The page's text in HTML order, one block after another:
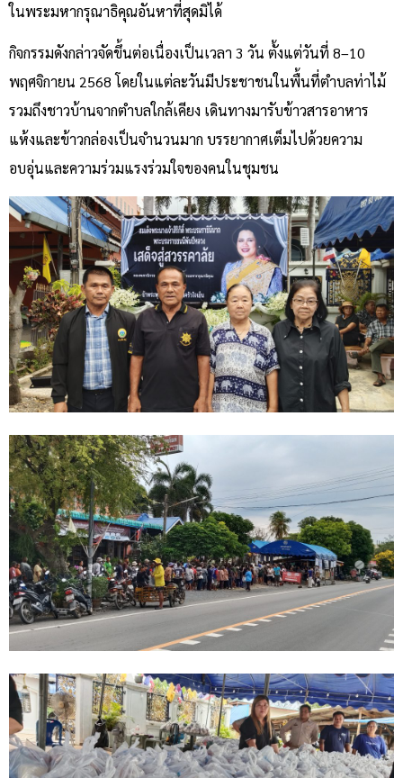
ในพระมหากรุณาธิคุณอันหาที่สุดมิได้
กิจกรรมดังกล่าวจัดขึ้นต่อเนื่องเป็นเวลา 3 วัน ตั้งแต่วันที่ 8–10
พฤศจิกายน 2568 โดยในแต่ละวันมีประชาชนในพื้นที่ตำบลท่าไม้
รวมถึงชาวบ้านจากตำบลใกล้เคียง เดินทางมารับข้าวสารอาหาร
แห้งและข้าวกล่องเป็นจำนวนมาก บรรยากาศเต็มไปด้วยความ
อบอุ่นและความร่วมแรงร่วมใจของคนในชุมชน